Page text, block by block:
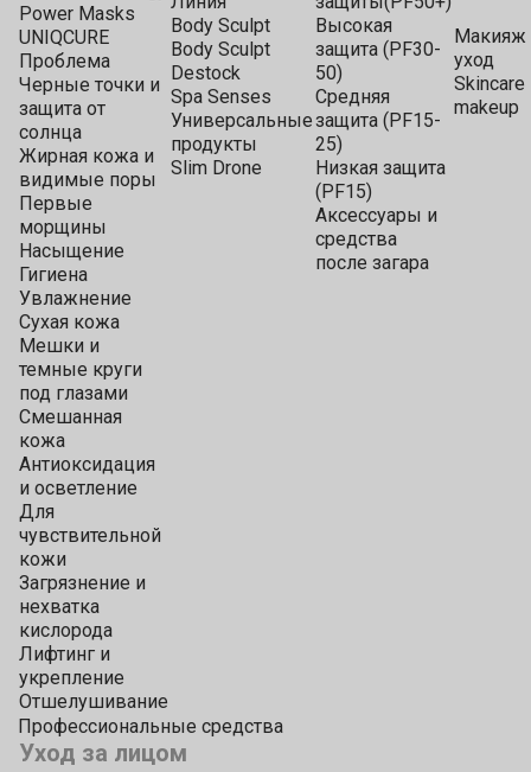
Power Masks
UNIQCURE
Проблема
Черные точки и
защита от
солнца
Жирная кожа и
видимые поры
Первые
морщины
Насыщение
Гигиена
Увлажнение
Сухая кожа
Мешки и
темные круги
под глазами
Смешанная
кожа
Антиоксидация
и осветление
Для
чувствительной
кожи
Загрязнение и
нехватка
кислорода
Лифтинг и
укрепление
Отшелушивание
Body Sculpt
Body Sculpt
Destock
Spa Senses
Универсальные
продукты
Slim Drone
Высокая
защита (PF30-
50)
Средняя
защита (PF15-
25)
Низкая защита
(PF15)
Аксессуары и
средства
после загара
Макияж
уход
Skincare
makeup
Профессиональные средства
Уход за лицом